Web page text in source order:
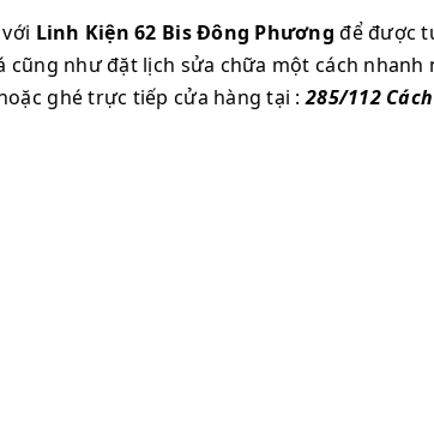
Linh Kiện 62 Bis Đông Phương để được
cũng như đặt lịch sửa chữa một cách
ghé trực tiếp cửa hàng tại :285/112